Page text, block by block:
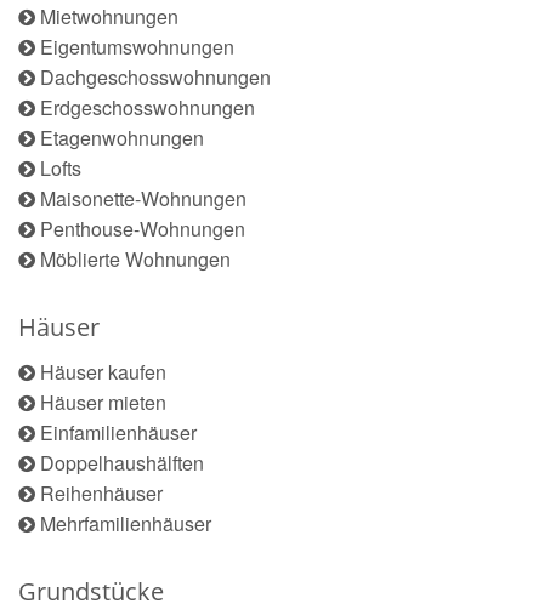
Mietwohnungen
Eigentumswohnungen
Dachgeschosswohnungen
Erdgeschosswohnungen
Etagenwohnungen
Lofts
Maisonette-Wohnungen
Penthouse-Wohnungen
Möblierte Wohnungen
Häuser
Häuser kaufen
Häuser mieten
Einfamilienhäuser
Doppelhaushälften
Reihenhäuser
Mehrfamilienhäuser
Grundstücke